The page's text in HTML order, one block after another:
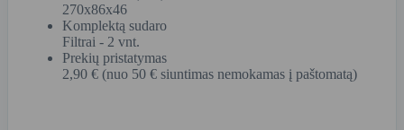
270x86x46
Komplektą sudaro
Filtrai - 2 vnt.
Prekių pristatymas
2,90 € (nuo 50 € siuntimas nemokamas į paštomatą)